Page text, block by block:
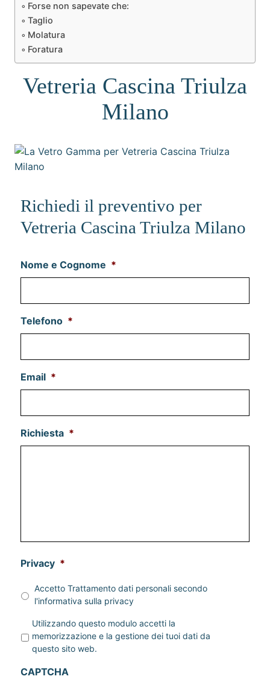
Forse non sapevate che:
Taglio
Molatura
Foratura
Vetreria Cascina Triulza
Milano
Richiedi il preventivo per
Vetreria Cascina Triulza Milano
Nome e Cognome *
Telefono *
Email *
Richiesta *
Privacy *
Accetto Trattamento dati personali secondo
l'informativa sulla privacy
r
a
Utilizzando questo modulo accetti la
memorizzazione e la gestione dei tuoi dati da
questo sito web.
CAPTCHA